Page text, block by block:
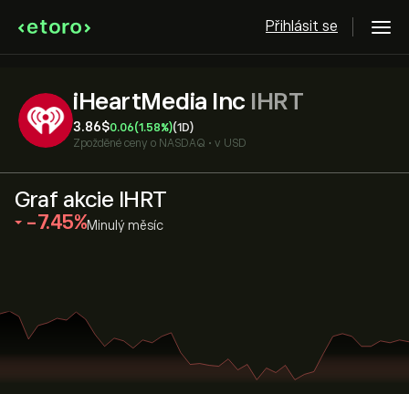
Přihlásit se
iHeartMedia Inc IHRT
3.86‎$‎0.06(1.58%)(1D)
Zpožděné ceny o NASDAQ • v USD
Graf akcie IHRT
‎-7.45‎ Minulý měsíc